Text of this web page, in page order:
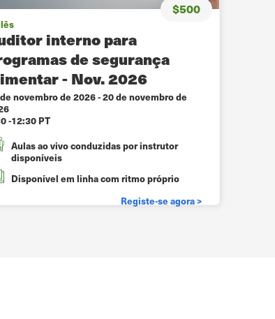
$500
interno para
de segurança
- Nov. 2026
novembro de 2026-20 de novembro de
-12:30 PT
Aulas ao vivo conduzidas por instrutor
disponíveis
Disponível em linha com ritmo próprio
Registe-se agora >